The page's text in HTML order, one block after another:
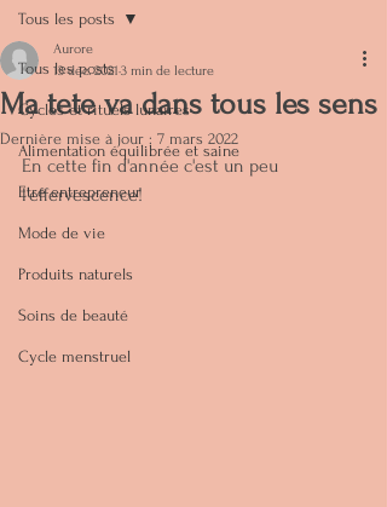
Tous les posts
Cycles et rituels lunaires
Alimentation équilibrée et saine
Etre entrepreneur
Mode de vie
Produits naturels
Soins de beauté
Cycle menstruel
Tous les posts
Ma tete va dans tous les sens
Aurore
13 déc. 2021 3 min de lecture
Dernière mise à jour : 7 mars 2022
En cette fin d'année c'est un peu
l'effervescence!